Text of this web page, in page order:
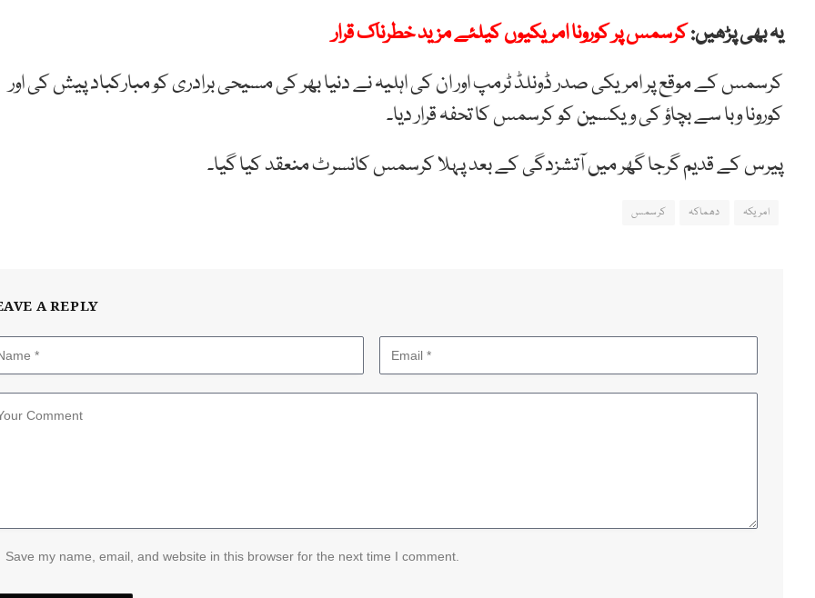
یہ بھی پڑھیں:کرسمس پر کورونا امریکیوں کیلئے مزید خطرناک قرار
کرسمس کے موقع پر امریکی صدر ڈونلڈ ٹرمپ اور ان کی اہلیہ نے دنیا بھر کی مسیحی برادری کو مبارکباد پیش کی اور
کورونا وبا سے بچاؤ کی ویکسین کو کرسمس کا تحفہ قرار دیا۔
پیرس کے قدیم گرجا گھر میں آتشزدگی کے بعد پہلا کرسمس کانسرٹ منعقد کیا گیا۔
امریکہ دھماکہ کرسمس
A REPLY
Save my name, email, and website in this browser for the next time I comment.